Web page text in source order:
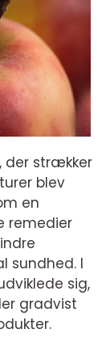
der strækker
blev
en
remedier
sundhed. I
sig,
gradvist